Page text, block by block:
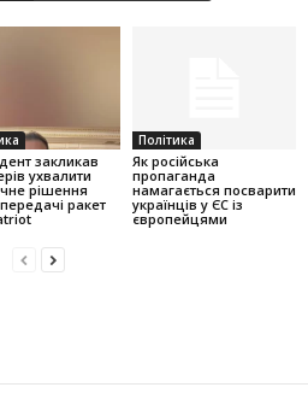
закликав
ухвалити
рішення
ракет
Політика
Як російська
пропаганда
намагається посварити
українців у ЄС із
європейцями